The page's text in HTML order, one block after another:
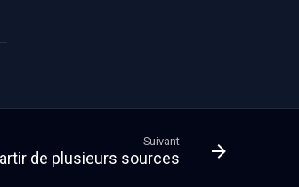
Suivant
de plusieurs sources